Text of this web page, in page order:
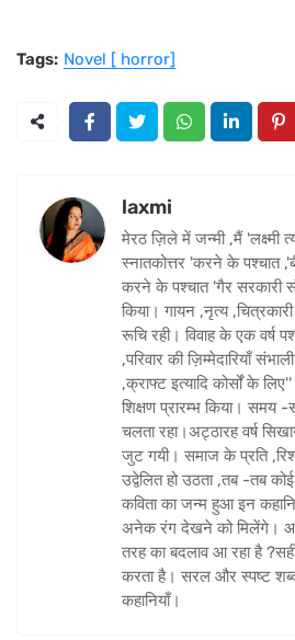
Tags: Novel [ horror]
laxmi
मेरठ ज़िले में जन्मी ,मैं 'लक्ष्मी
स्नातकोत्तर 'करने के पश्चात
करने के पश्चात 'गैर सरकारी
किया। गायन ,नृत्य
रूचि रही। विवाह के एक वर्ष
,परिवार की ज़िम्मेदारियाँ
,क्राफ्ट इत्यादि कोर्सों के
शिक्षण प्रारम्भ किया। समय
चलता रहा।अट्ठारह वर्ष
जुट गयी। समाज के प्रति
उद्वेलित हो उठता ,तब -तब
कविता का जन्म हुआ इन
अनेक रंग देखने को मिलेंगे।
तरह का बदलाव आ रहा है
करता है। सरल और स्पष्ट
कहानियाँ।